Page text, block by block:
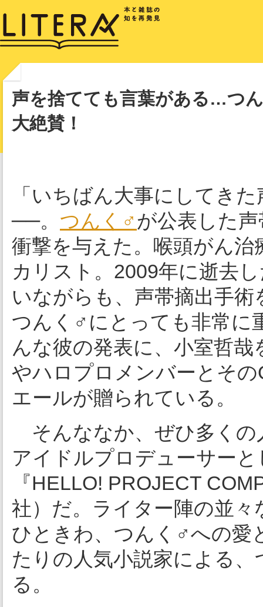
声を捨てても言葉がある…つ
大絶賛！
「いちばん大事にしてき
──。 つんく♂ が公表した
衝撃を与えた。喉頭がん
カリスト。2009年に逝去
いながらも、声帯摘出手
つんく♂にとっても非常に
んな彼の発表に、小室哲
やハロプロメンバーとそ
エールが贈られている。
そんななか、ぜひ多くの
アイドルプロデューサー
『HELLO! PROJECT
社）だ。ライター陣の並
ひときわ、つんく♂への愛
たりの人気小説家による
る。